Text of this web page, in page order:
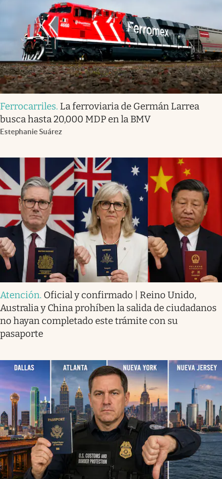
Ferrocarriles. La ferroviaria de Germán Larrea
busca hasta 20,000 MDP en la BMV
Estephanie Suárez
Atención. Oficial y confirmado | Reino Unido,
Australia y China prohíben la salida de ciudadanos
no hayan completado este trámite con su
pasaporte